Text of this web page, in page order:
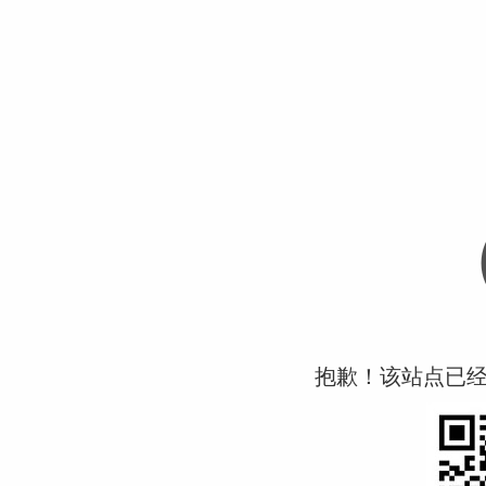
抱歉！该站点已